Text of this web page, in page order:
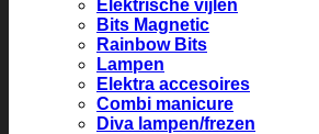
Elektrische vijlen
Bits Magnetic
Rainbow Bits
Lampen
Elektra accesoires
Combi manicure
Diva lampen/frezen